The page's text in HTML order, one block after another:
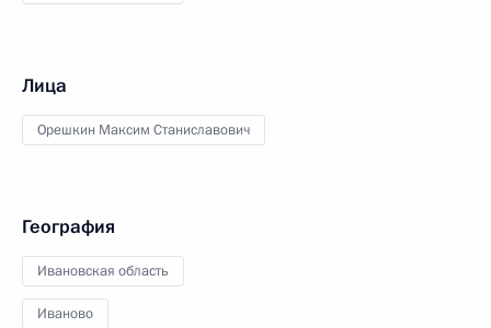
Лица
Орешкин Максим Станиславович
География
Ивановская область
Иваново